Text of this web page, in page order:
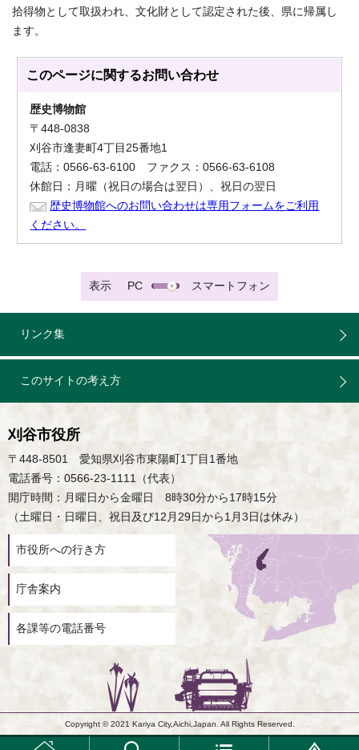
拾得物として取扱われ、文化財として認定された後、県に帰属し
ます。
このページに関するお問い合わせ
歴史博物館
〒448-0838
刈谷市逢妻町4丁目25番地1
電話：0566-63-6100 ファクス：0566-63-6108
休館日：月曜（祝日の場合は翌日）、祝日の翌日
歴史博物館へのお問い合わせは専用フォームをご利用
ください。
表示 PC スマートフォン
リンク集
このサイトの考え方
刈谷市役所
〒448-8501 愛知県刈谷市東陽町1丁目1番地
電話番号：0566-23-1111（代表）
開庁時間：月曜日から金曜日 8時30分から17時15分
（土曜日・日曜日、祝日及び12月29日から1月3日は休み）
市役所への行き方
庁舎案内
各課等の電話番号
Copyright © 2021 Kariya City,Aichi,Japan. All Rights Reserved.